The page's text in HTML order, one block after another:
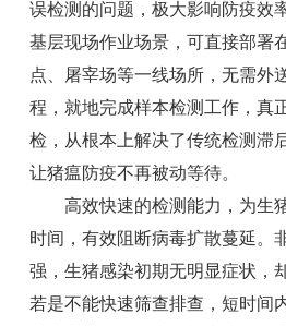
误检测的问题，极大影响防疫效
基层现场作业场景，可直接部署
点、屠宰场等一线场所，无需外
程，就地完成样本检测工作，真
检，从根本上解决了传统检测滞
让猪瘟防疫不再被动等待。
高效快速的检测能力，为生
时间，有效阻断病毒扩散蔓延。
强，生猪感染初期无明显症状，
若是不能快速筛查排查，短时间